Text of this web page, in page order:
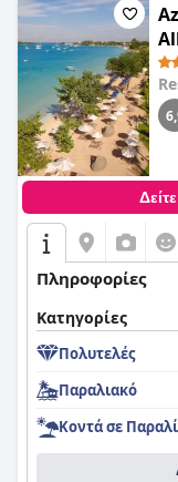
Πληροφορίες
Κατηγορίες
Πολυτελές
Παραλιακό
Κοντά σε